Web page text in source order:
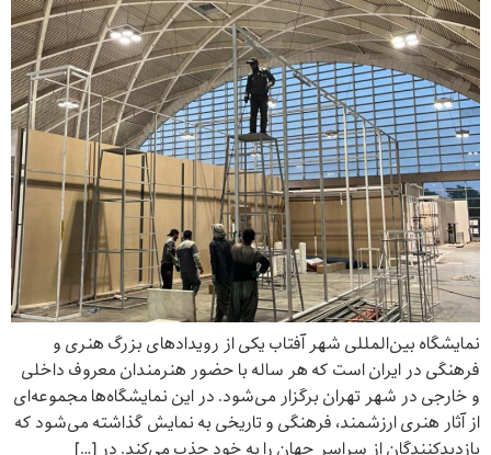
نمایشگاه بین‌المللی شهر آفتاب یکی از رویدادهای بزرگ هنری و
فرهنگی در ایران است که هر ساله با حضور هنرمندان معروف داخلی
و خارجی در شهر تهران برگزار می‌شود. در این نمایشگاه‌ها مجموعه‌ای
از آثار هنری ارزشمند، فرهنگی و تاریخی به نمایش گذاشته می‌شود که
بازدیدکنندگان از سراسر جهان را به خود جذب می‌کند. در […]